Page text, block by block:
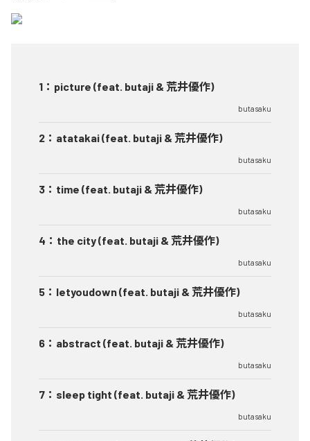
1 ： picture (feat. butaji & 荒井優作)
butasaku
2 ： atatakai (feat. butaji & 荒井優作)
butasaku
3 ： time (feat. butaji & 荒井優作)
butasaku
4 ： the city (feat. butaji & 荒井優作)
butasaku
5 ： letyoudown (feat. butaji & 荒井優作)
butasaku
6 ： abstract (feat. butaji & 荒井優作)
butasaku
7 ： sleep tight (feat. butaji & 荒井優作)
butasaku